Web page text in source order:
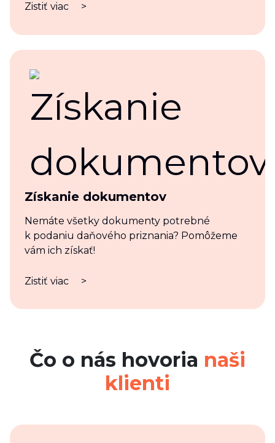
Zistiť viac >
Získanie dokumentov
Nemáte všetky dokumenty potrebné
k podaniu daňového priznania? Pomôžeme
vám ich získať!
Zistiť viac >
Čo o nás hovoria naši
klienti